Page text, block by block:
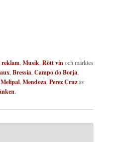
Musik Rött vinoch märktes
Bressia Campo do Borja
Melipal Mendoza Perez Cruzav
.